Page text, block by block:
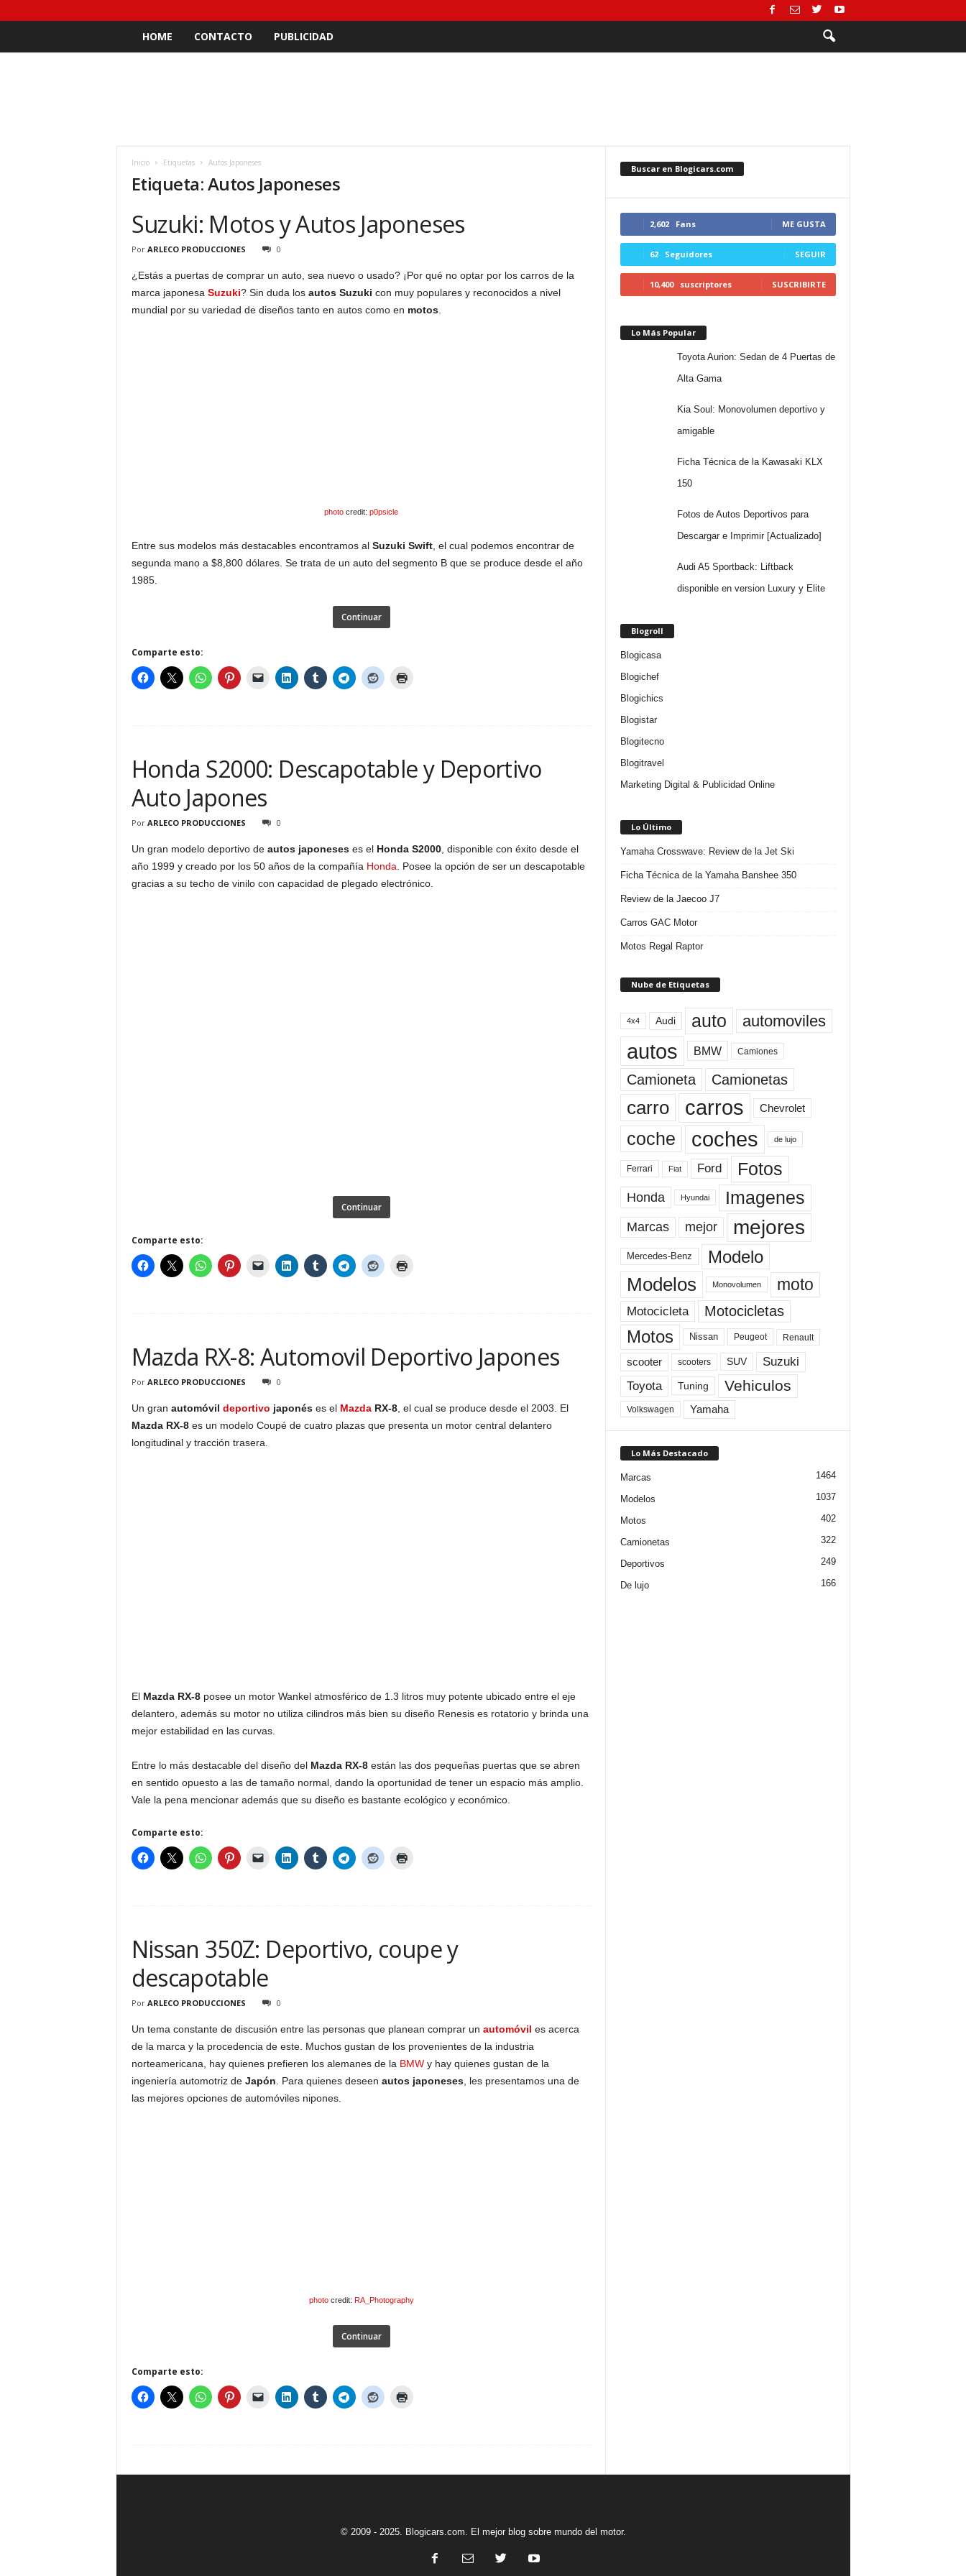
HOME CONTACTO PUBLICIDAD
Inicio Etiquetas Autos Japoneses
Etiqueta: Autos Japoneses
Suzuki: Motos y Autos Japoneses
Por ARLECO PRODUCCIONES 0
¿Estás a puertas de comprar un auto, sea nuevo o usado? ¡Por qué no optar por los carros de la
marca japonesa Suzuki? Sin duda los autos Suzuki con muy populares y reconocidos a nivel
mundial por su variedad de diseños tanto en autos como en motos.
photo credit: p0psicle
Entre sus modelos más destacables encontramos al Suzuki Swift, el cual podemos encontrar de
segunda mano a $8,800 dólares. Se trata de un auto del segmento B que se produce desde el año
1985.
Continuar
Comparte esto:
Honda S2000: Descapotable y Deportivo
Auto Japones
Por ARLECO PRODUCCIONES 0
Un gran modelo deportivo de autos japoneseses el Honda S2000, disponible con éxito desde el
año 1999 y creado por los 50 años de la compañía Honda . Posee la opción de ser un descapotable
gracias a su techo de vinilo con capacidad de plegado electrónico.
Continuar
Comparte esto:
Mazda RX-8: Automovil Deportivo Japones
Por ARLECO PRODUCCIONES 0
Un gran automóvil deportivo japonéses el MazdaRX-8, el cual se produce desde el 2003. El
Mazda RX-8es un modelo Coupé de cuatro plazas que presenta un motor central delantero
longitudinal y tracción trasera.
El Mazda RX-8posee un motor Wankel atmosférico de 1.3 litros muy potente ubicado entre el eje
delantero, además su motor no utiliza cilindros más bien su diseño Renesis es rotatorio y brinda una
mejor estabilidad en las curvas.
Entre lo más destacable del diseño del Mazda RX-8están las dos pequeñas puertas que se abren
en sentido opuesto a las de tamaño normal, dando la oportunidad de tener un espacio más amplio.
Vale la pena mencionar además que su diseño es bastante ecológico y económico.
Comparte esto:
Nissan 350Z: Deportivo, coupe y
descapotable
Por ARLECO PRODUCCIONES 0
Un tema constante de discusión entre las personas que planean comprar un automóvil es acerca
de la marca y la procedencia de este. Muchos gustan de los provenientes de la industria
norteamericana, hay quienes prefieren los alemanes de la BMWy hay quienes gustan de la
ingeniería automotriz de Japón . Para quienes deseen autos japoneses, les presentamos una de
las mejores opciones de automóviles nipones.
photocredit: RA_Photography
Continuar
Comparte esto:
Buscar en Blogicars.com
2,602 Fans ME GUSTA
62 Seguidores SEGUIR
10,400 suscriptores SUSCRIBIRTE
Lo Más Popular
Toyota Aurion: Sedan de 4 Puertas de
Alta Gama
Kia Soul: Monovolumen deportivo y
amigable
Ficha Técnica de la Kawasaki KLX
150
Fotos de Autos Deportivos para
Descargar e Imprimir [Actualizado]
Audi A5 Sportback: Liftback
disponible en version Luxury y Elite
Blogroll
Blogicasa
Blogichef
Blogichics
Blogistar
Blogitecno
Blogitravel
Marketing Digital & Publicidad Online
Lo Último
Yamaha Crosswave: Review de la Jet Ski
Ficha Técnica de la Yamaha Banshee 350
Review de la Jaecoo J7
Carros GAC Motor
Motos Regal Raptor
Nube de Etiquetas
4x4 Audi auto automoviles
autos BMW Camiones
Camioneta Camionetas
carro carros Chevrolet
coche coches de lujo
Ferrari Fiat Ford Fotos
Honda Hyundai Imagenes
Marcas mejor mejores
Mercedes-Benz Modelo
Modelos Monovolumen moto
Motocicleta Motocicletas
Motos Nissan Peugeot Renault
scooter scooters SUV Suzuki
Toyota Tuning Vehiculos
Volkswagen Yamaha
Lo Más Destacado
Marcas 1464
Modelos 1037
Motos 402
Camionetas 322
Deportivos 249
De lujo 166
© 2009 - 2025. Blogicars.com. El mejor blog sobre mundo del motor.